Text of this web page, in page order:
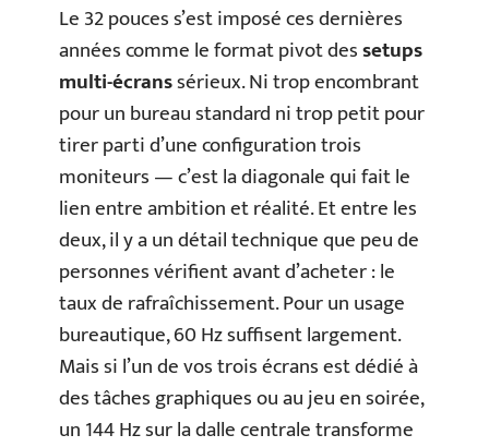
Le 32 pouces s’est imposé ces dernières
années comme le format pivot dessetups
multi-écranssérieux. Ni trop encombrant
pour un bureau standard ni trop petit pour
tirer parti d’une configuration trois
moniteurs — c’est la diagonale qui fait le
lien entre ambition et réalité. Et entre les
deux, il y a un détail technique que peu de
personnes vérifient avant d’acheter : le
taux de rafraîchissement. Pour un usage
bureautique, 60 Hz suffisent largement.
Mais si l’un de vos trois écrans est dédié à
des tâches graphiques ou au jeu en soirée,
un 144 Hz sur la dalle centrale transforme